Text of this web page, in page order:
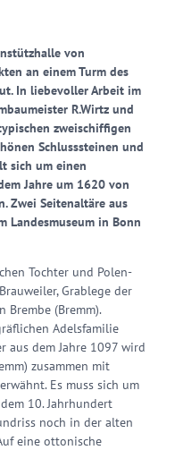
von
an einem Turm des
In liebevoller Arbeit im
R.Wirtz und
zweischiffigen
Schlusssteinen und
sich um einen
Jahre um 1620 von
Zwei Seitenaltäre aus
Landesmuseum in Bonn
Tochter und Polen-
Grablege der
Brembe (Bremm).
Adelsfamilie
aus dem Jahre 1097 wird
zusammen mit
Es muss sich um
10. Jahrhundert
noch in der alten
eine ottonische